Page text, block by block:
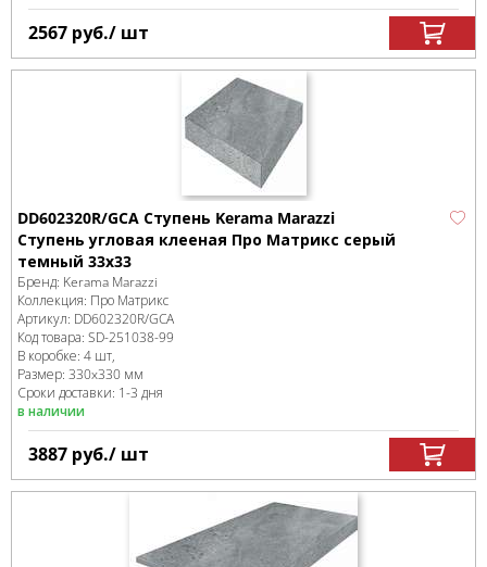
2567 руб./ шт
DD602320R/GCA Ступень Kerama Marazzi
Ступень угловая клееная Про Матрикс серый
темный 33x33
Бренд: Kerama Marazzi
Коллекция: Про Матрикс
Артикул: DD602320R/GCA
Код товара: SD-251038-99
В коробке: 4 шт,
Размер: 330x330 мм
Сроки доставки: 1-3 дня
в наличии
3887 руб./ шт